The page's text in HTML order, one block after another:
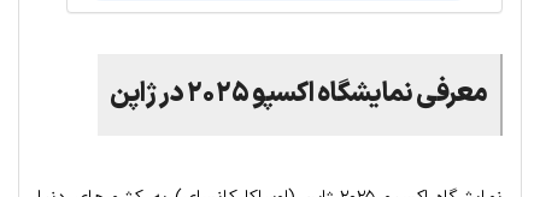
معرفی نمایشگاه اکسپو ۲۰۲۵ در ژاپن